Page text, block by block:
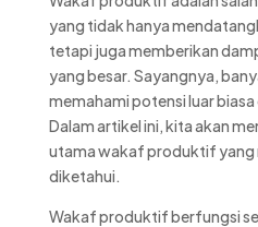
yang tidak hanya
tetapi juga memberikan
yang besar. Sayangnya,
memahami potensi luar
Dalam artikel ini, kita akan
utama wakaf produktif yang
diketahui.
Wakaf produktif berfungsi